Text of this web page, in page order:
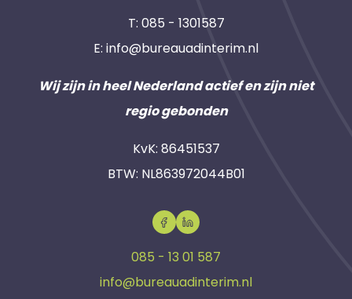
T: 085 - 1301587
E: info@bureauadinterim.nl
Wij zijn in heel Nederland actief en zijn niet
regio gebonden
KvK: 86451537
BTW: NL863972044B01
085 - 13 01 587
info@bureauadinterim.nl